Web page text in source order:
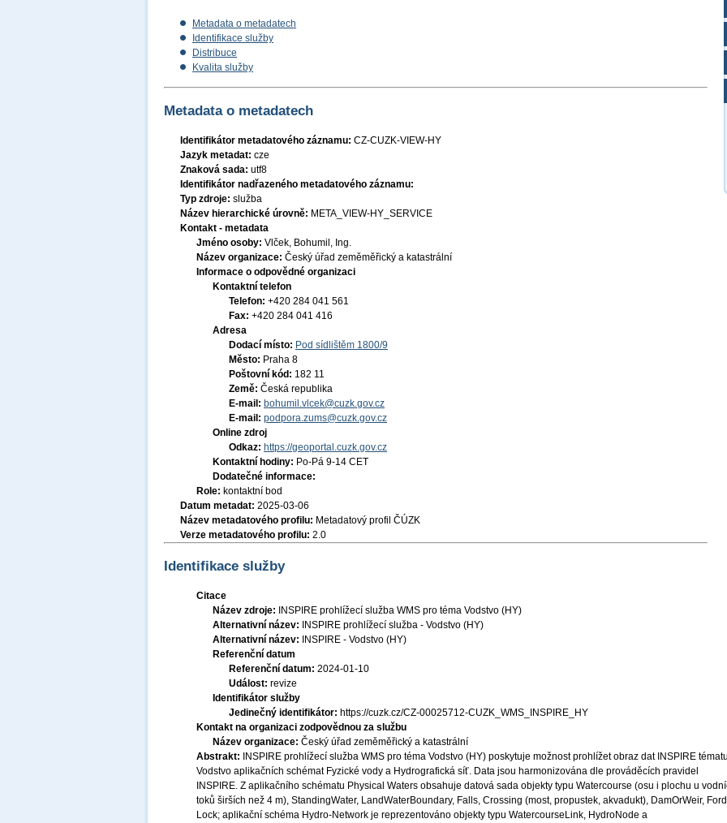
Metadata o metadatech
Identifikace služby
Distribuce
Kvalita služby
Metadata o metadatech
Identifikátor metadatového záznamu: CZ-CUZK-VIEW-HY
Jazyk metadat: cze
Znaková sada: utf8
Identifikátor nadřazeného metadatového záznamu:
Typ zdroje: služba
Název hierarchické úrovně: META_VIEW-HY_SERVICE
Kontakt - metadata
Jméno osoby: Vlček, Bohumil, Ing.
Název organizace: Český úřad zeměměřický a katastrální
Informace o odpovědné organizaci
Kontaktní telefon
Telefon: +420 284 041 561
Fax: +420 284 041 416
Adresa
Dodací místo: Pod sídlištěm 1800/9
Město: Praha 8
Poštovní kód: 182 11
Země: Česká republika
E-mail: bohumil.vlcek@cuzk.gov.cz
E-mail: podpora.zums@cuzk.gov.cz
Online zdroj
Odkaz: https://geoportal.cuzk.gov.cz
Kontaktní hodiny: Po-Pá 9-14 CET
Dodatečné informace:
Role: kontaktní bod
Datum metadat: 2025-03-06
Název metadatového profilu: Metadatový profil ČÚZK
Verze metadatového profilu: 2.0
Identifikace služby
Citace
Název zdroje:
INSPIRE prohlížecí služba WMS pro téma Vodstvo (HY)
Alternativní název:
INSPIRE prohlížecí služba - Vodstvo (HY)
Alternativní název:
INSPIRE - Vodstvo (HY)
Referenční datum
Referenční datum: 2024-01-10
Událost: revize
Identifikátor služby
Jedinečný identifikátor: https://cuzk.cz/CZ-00025712-CUZK_WMS_INSPIRE_HY
Kontakt na organizaci zodpovědnou za službu
Název organizace: Český úřad zeměměřický a katastrální
Abstrakt:
INSPIRE prohlížecí služba WMS pro téma Vodstvo (HY) poskytuje možnost prohlížet obraz dat INSPIRE tématu
Vodstvo aplikačních schémat Fyzické vody a Hydrografická síť. Data jsou harmonizována dle prováděcích pravidel
INSPIRE. Z aplikačního schématu Physical Waters obsahuje datová sada objekty typu Watercourse (osu i plochu u
toků širších než 4 m), StandingWater, LandWaterBoundary, Falls, Crossing (most, propustek, akvadukt), DamOrWeir,
Lock; aplikační schéma Hydro-Network je reprezentováno objekty typu WatercourseLink, HydroNode a